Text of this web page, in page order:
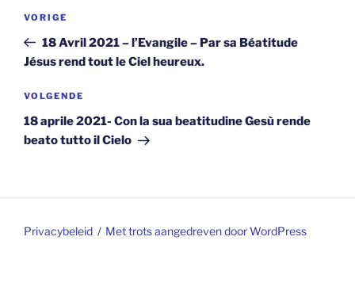
Vorig
bericht
VORIGE
18 Avril 2021 – l’Evangile – Par sa Béatitude
Jésus rend tout le Ciel heureux.
Volgend
bericht
VOLGENDE
18 aprile 2021- Con la sua beatitudine Gesù rende
beato tutto il Cielo
Privacybeleid Met trots aangedreven door WordPress